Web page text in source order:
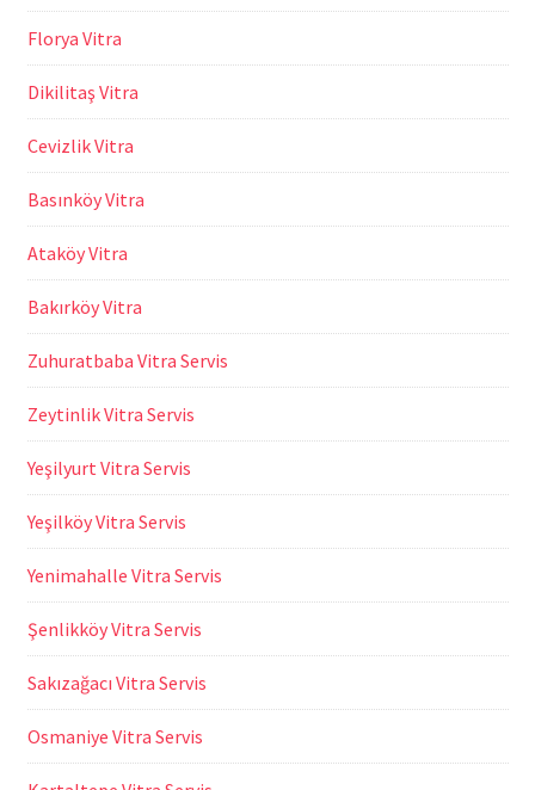
Florya Vitra
Dikilitaş Vitra
Cevizlik Vitra
Basınköy Vitra
Ataköy Vitra
Bakırköy Vitra
Zuhuratbaba Vitra Servis
Zeytinlik Vitra Servis
Yeşilyurt Vitra Servis
Yeşilköy Vitra Servis
Yenimahalle Vitra Servis
Şenlikköy Vitra Servis
Sakızağacı Vitra Servis
Osmaniye Vitra Servis